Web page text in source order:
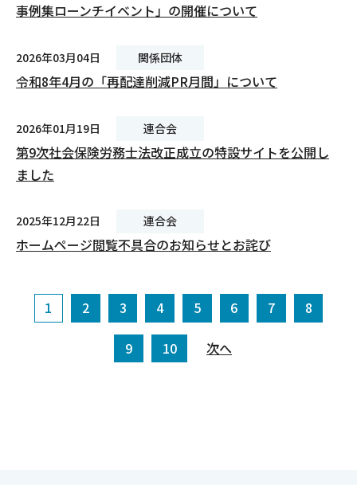
事例集ローンチイベント」の開催について
2026年03月04日 関係団体
令和8年4月の「再配達削減PR月間」について
2026年01月19日 連合会
第9次社会保険労務士法改正成立の特設サイトを公開し
ました
2025年12月22日 連合会
ホームページ閲覧不具合のお知らせとお詫び
1 2 3 4 5 6 7 8
9 10 次へ